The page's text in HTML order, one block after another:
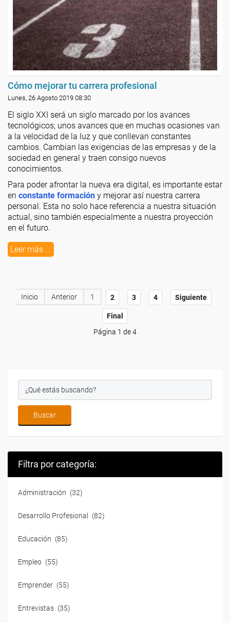
Cómo mejorar tu carrera profesional
Lunes, 26 Agosto 2019 08:30
El siglo XXI será un siglo marcado por los avances
tecnológicos; unos avances que en muchas ocasiones van
a la velocidad de la luz y que conllevan constantes
cambios. Cambian las exigencias de las empresas y de la
sociedad en general y traen consigo nuevos
conocimientos.
Para poder afrontar la nueva era digital, es importante estar
en constante formación y mejorar así nuestra carrera
personal. Esta no solo hace referencia a nuestra situación
actual, sino también especialmente a nuestra proyección
en el futuro.
Leer más ...
Inicio Anterior 1 2 3 4 Siguiente
Final
Página 1 de 4
Filtra por categoría:
Administración (32)
Desarrollo Profesional (82)
Educación (85)
Empleo (55)
Emprender (55)
Entrevistas (35)